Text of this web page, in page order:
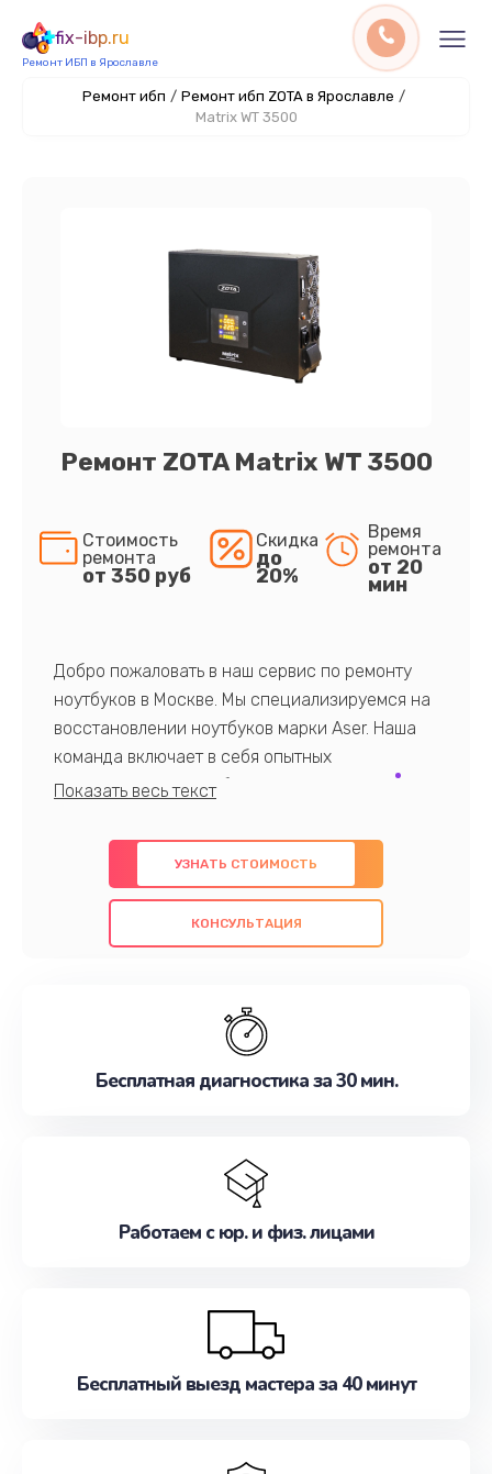
fix-ibp.ru
Ремонт ИБП в Ярославле
Ремонт ибп / Ремонт ибп ZOTA в Ярославле /
Matrix WT 3500
Ремонт ZOTA Matrix WT 3500
Стоимость
ремонта
от 350 руб
Скидка
до
20%
Время
ремонта
от 20
мин
Добро пожаловать в наш сервис по ремонту
ноутбуков в Москве. Мы специализируемся на
восстановлении ноутбуков марки Aser. Наша
команда включает в себя опытных
профессионалов с обширными знаниями и
предлагаем быстрый и качественный ремонт с
использованием оригинальных компонентов, а
также гарантируем качество всех
проведенных работ. Наша цель - предоставить
наилучшим образом. Не медлите записаться на
УЗНАТЬ СТОИМОСТЬ
КОНСУЛЬТАЦИЯ
Бесплатная диагностика за 30 мин.
Работаем с юр. и физ. лицами
Бесплатный выезд мастера за 40 минут